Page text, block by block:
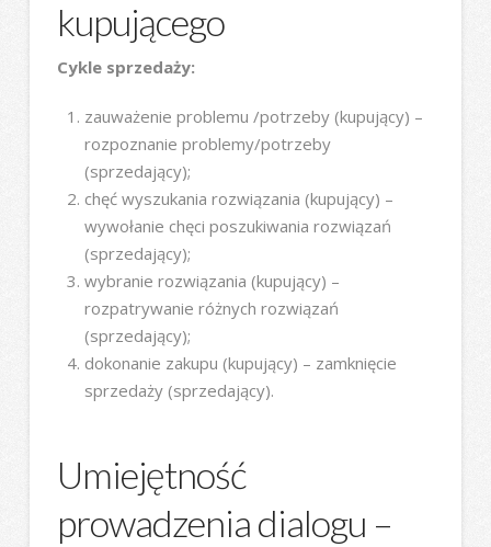
kupującego
Cykle sprzedaży:
zauważenie problemu /potrzeby (kupujący) –
rozpoznanie problemy/potrzeby
(sprzedający);
chęć wyszukania rozwiązania (kupujący) –
wywołanie chęci poszukiwania rozwiązań
(sprzedający);
wybranie rozwiązania (kupujący) –
rozpatrywanie różnych rozwiązań
(sprzedający);
dokonanie zakupu (kupujący) – zamknięcie
sprzedaży (sprzedający).
Umiejętność
prowadzenia dialogu –